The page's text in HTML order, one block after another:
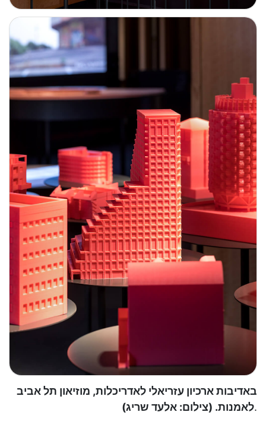
באדיבות ארכיון עזריאלי לאדריכלות, מוזיאון תל אביב
לאמנות. (צילום: אלעד שריג).